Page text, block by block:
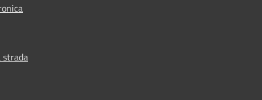
strada